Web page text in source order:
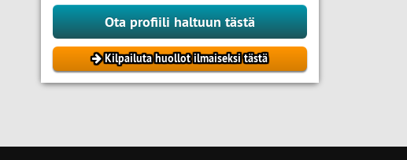
Ota profiili haltuun tästä
Kilpailuta huollot ilmaiseksi tästä